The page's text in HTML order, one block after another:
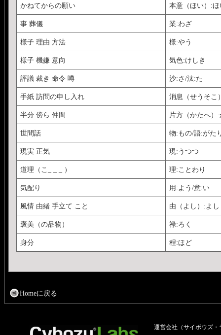
かねてからの願い 本意（ほい）:ほ
事 葬儀 業:わざ
様子 理由 方法 様:やう
様子 機嫌 意向 気色:けしき
評議 裁き 命令 噂 沙:さ/汰:た
手紙 訪問の申し入れ 消息（せうそこ
半分 傍ら 仲間 片方（かたへ）
世間話 物:もの/語:がた
現実 正気 現:うつつ
道理（こ_ _ _ ） 理:ことわり
気配り 用:よう/意:い
風情 由緒 手立て こと 由（よし）:よし
褒美（の品物） 禄:ろく
身分 程:ほど
Homeに戻る
運営会社（サイボウズ・